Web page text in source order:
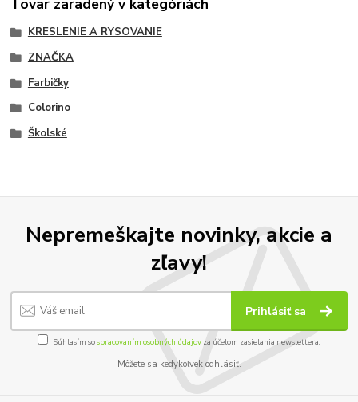
Tovar zaradený v kategóriách
KRESLENIE A RYSOVANIE
ZNAČKA
Farbičky
Colorino
Školské
Nepremeškajte novinky, akcie a
zľavy!
Prihlásiť sa
Súhlasím sospracovaním osobných údajov za účelom zasielania newslettera.
Môžete sa kedykoľvek odhlásiť.